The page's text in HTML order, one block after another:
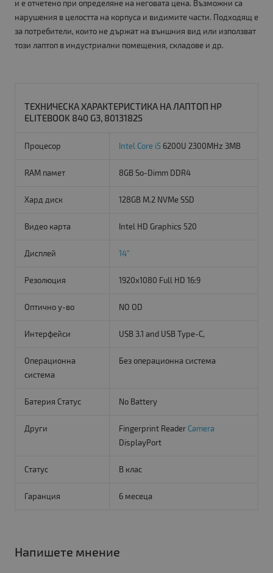
и е отчетено при определяне на неговата цена. Възможни са
нарушения в целостта на корпуса и видимите части. Подходящ е
за потребители, които не държат на външния вид или използват
този лаптоп в индустриални помещения, складове и др.
ТЕХНИЧЕСКА ХАРАКТЕРИСТИКА НА ЛАПТОП HP
ELITEBOOK 840 G3, 80131825
Процесор Intel Core i5 6200U 2300MHz 3MB
RAM памет 8GB So-Dimm DDR4
Хард диск 128GB M.2 NVMe SSD
Видео карта Intel HD Graphics 520
Дисплей 14"
Резолюция 1920x1080 Full HD 16:9
Оптично у-во NO OD
Интерфейси USB 3.1 and USB Type-C,
Операционна
система
Без операционна система
Батерия Статус No Battery
Други Fingerprint Reader Camera
DisplayPort
Статус B клас
Гаранция 6 месеца
Напишете мнение